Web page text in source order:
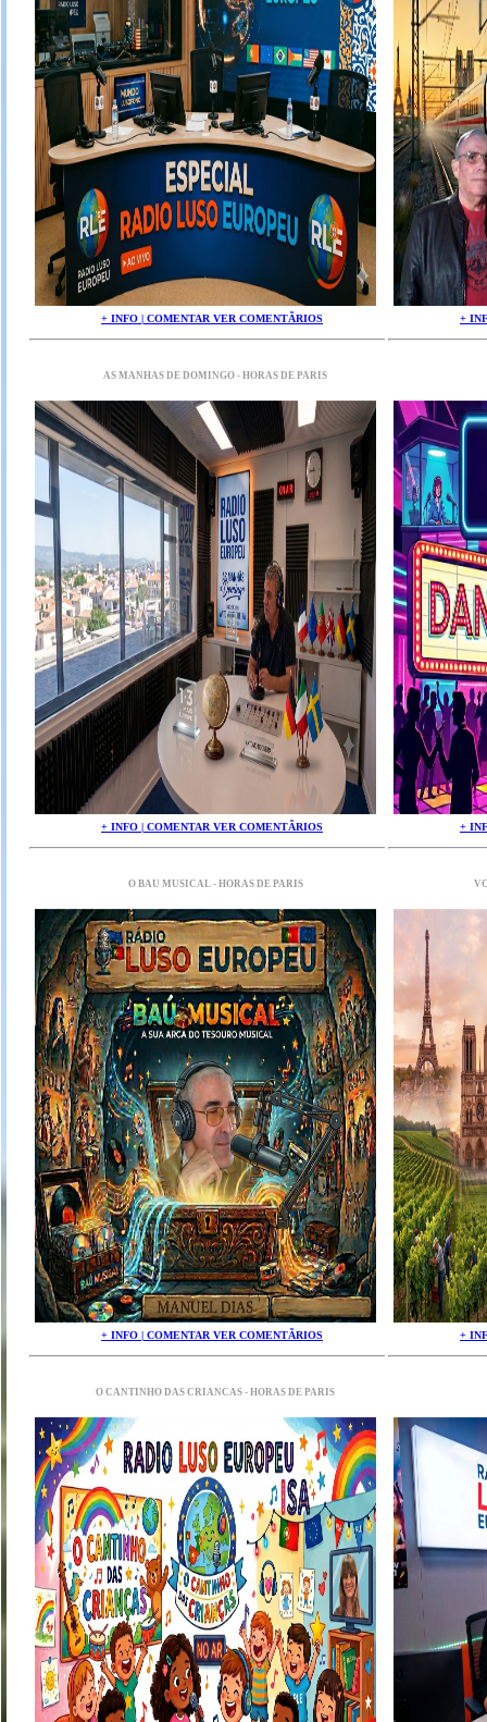
+ INFO | COMENTAR VER COMENTÃRIOS +
AS MANHAS DE DOMINGO - HORAS DE PARIS
+ INFO | COMENTAR VER COMENTÃRIOS +
O BAU MUSICAL - HORAS DE PARIS
+ INFO | COMENTAR VER COMENTÃRIOS +
O CANTINHO DAS CRIANCAS - HORAS DE PARIS